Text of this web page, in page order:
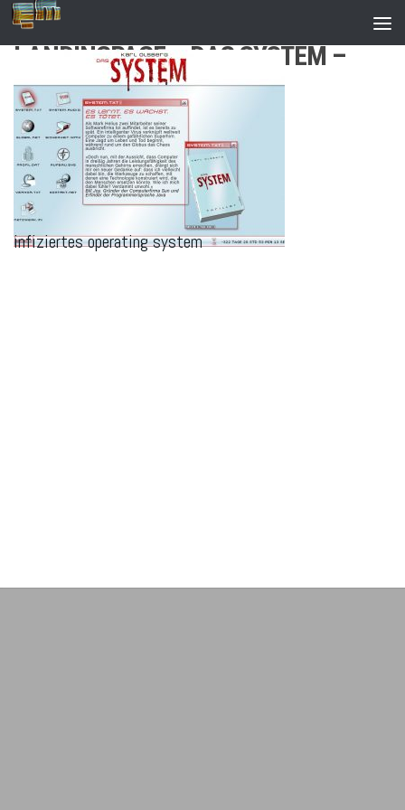
Zum Inhalt springen
LANDINGPAGE – DAS SYSTEM –
SCREEN NR.4
infiziertes operating system